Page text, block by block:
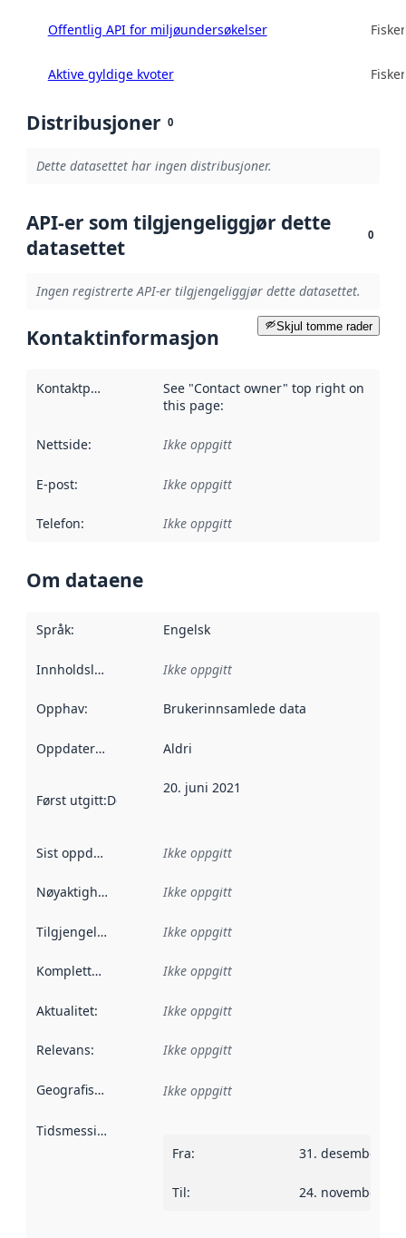
Offentlig API for miljøundersøkelser
Aktive gyldige kvoter
Distribusjoner 0
Dette datasettet har ingen distribusjoner.
API-er som tilgjengeliggjør dette
datasettet
0
Ingen registrerte API-er tilgjengeliggjør dette datasettet.
Skjul tomme rader
Kontaktinformasjon
Kontaktpunkt
See "Contact owner" top right on
this page:
Nettside: Ikke oppgitt
E-post: Ikke oppgitt
Telefon: Ikke oppgitt
Om dataene
Språk: Engelsk
Innholdsleverandører :
Ikke oppgitt
Opphav: Brukerinnsamlede data
Oppdateringsfrekvens :
Aldri
Først utgitt:Denne datoen sier når dataene i dette
20. juni 2021
Sist oppdatert Ikke oppgitt
Nøyaktighet Ikke oppgitt
Tilgjengelighet Ikke oppgitt
Kompletthet Ikke oppgitt
Aktualitet: Ikke oppgitt
Relevans: Ikke oppgitt
Geografisk avgrensning :
Ikke oppgitt
Tidsmessig avgrensning
Fra: 31. desember
Til: 24. november